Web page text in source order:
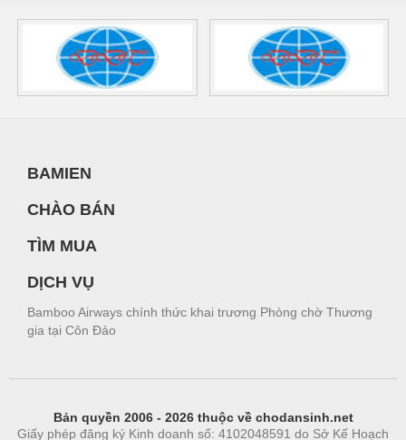
BAMIEN
CHÀO BÁN
TÌM MUA
DỊCH VỤ
Bamboo Airways chính thức khai trương Phòng chờ Thương
gia tại Côn Đảo
Bản quyền 2006 - 2026 thuộc về chodansinh.net
Giấy phép đăng ký Kinh doanh số: 4102048591 do Sở Kế Hoạch